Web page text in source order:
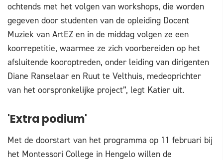
ochtends met het volgen van workshops, die worden
gegeven door studenten van de opleiding Docent
Muziek van ArtEZ en in de middag volgen ze een
koorrepetitie, waarmee ze zich voorbereiden op het
afsluitende kooroptreden, onder leiding van dirigenten
Diane Ranselaar en Ruut te Velthuis, medeoprichter
van het oorspronkelijke project”, legt Katier uit.
'Extra podium'
Met de doorstart van het programma op 11 februari bij
het Montessori College in Hengelo willen de